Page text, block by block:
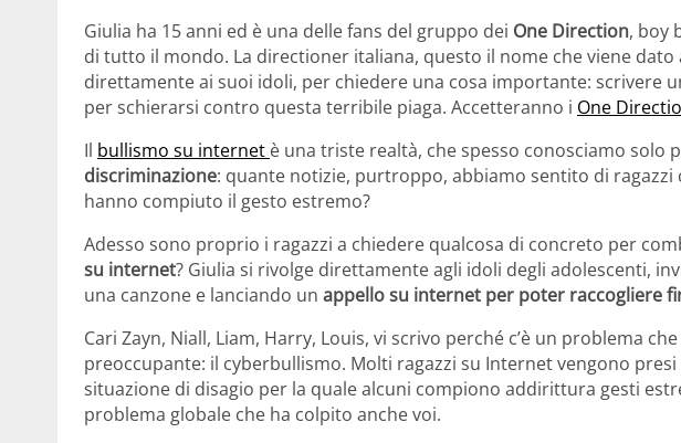
Giulia ha 15 anni ed è una delle fans del gruppo dei One Direction, boy
di tutto il mondo. La directioner italiana, questo il nome che viene
direttamente ai suoi idoli, per chiedere una cosa importante: scrivere
per schierarsi contro questa terribile piaga. Accetteranno i One
Il bullismo su internet è una triste realtà, che spesso conosciamo solo
discriminazione: quante notizie, purtroppo, abbiamo sentito di ragazzi
hanno compiuto il gesto estremo?
Adesso sono proprio i ragazzi a chiedere qualcosa di concreto per
su internet? Giulia si rivolge direttamente agli idoli degli adolescenti,
una canzone e lanciando un appello su internet per poter raccogliere
Cari Zayn, Niall, Liam, Harry, Louis, vi scrivo perché c’è un problema
preoccupante: il cyberbullismo. Molti ragazzi su Internet vengono
situazione di disagio per la quale alcuni compiono addirittura gesti
problema globale che ha colpito anche voi.